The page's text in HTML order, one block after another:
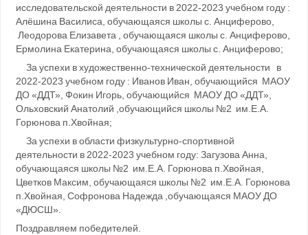
исследовательской деятельности в 2022-2023 учебном году :
Алёшина Василиса, обучающаяся школы с. Анциферово,
Леодорова Елизавета , обучающаяся школы с. Анциферово,
Ермолина Екатерина, обучающаяся школы с. Анциферово;
За успехи в художественно-технической деятельности в
2022-2023 учебном году : Иванов Иван, обучающийся МАОУ
ДО «ДДТ», Фокин Игорь, обучающийся МАОУ ДО «ДДТ»,
Ольховский Анатолий ,обучающийся школы №2 им.Е.А.
Горюнова п.Хвойная;
За успехи в области физкультурно-спортивной
деятельности в 2022-2023 учебном году: Загузова Анна,
обучающаяся школы №2 им.Е.А. Горюнова п.Хвойная,
Цветков Максим, обучающаяся школы №2 им.Е.А. Горюнова
п.Хвойная, Софронова Надежда ,обучающаяся МАОУ ДО
«ДЮСШ».
Поздравляем победителей.